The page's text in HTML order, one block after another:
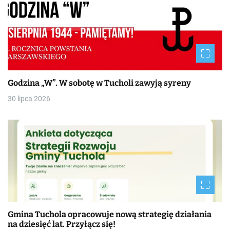
Godzina „W”. W sobotę w Tucholi zawyją syreny
30 lipca 2026
Gmina Tuchola opracowuje nową strategię działania
na dziesięć lat. Przyłącz się!